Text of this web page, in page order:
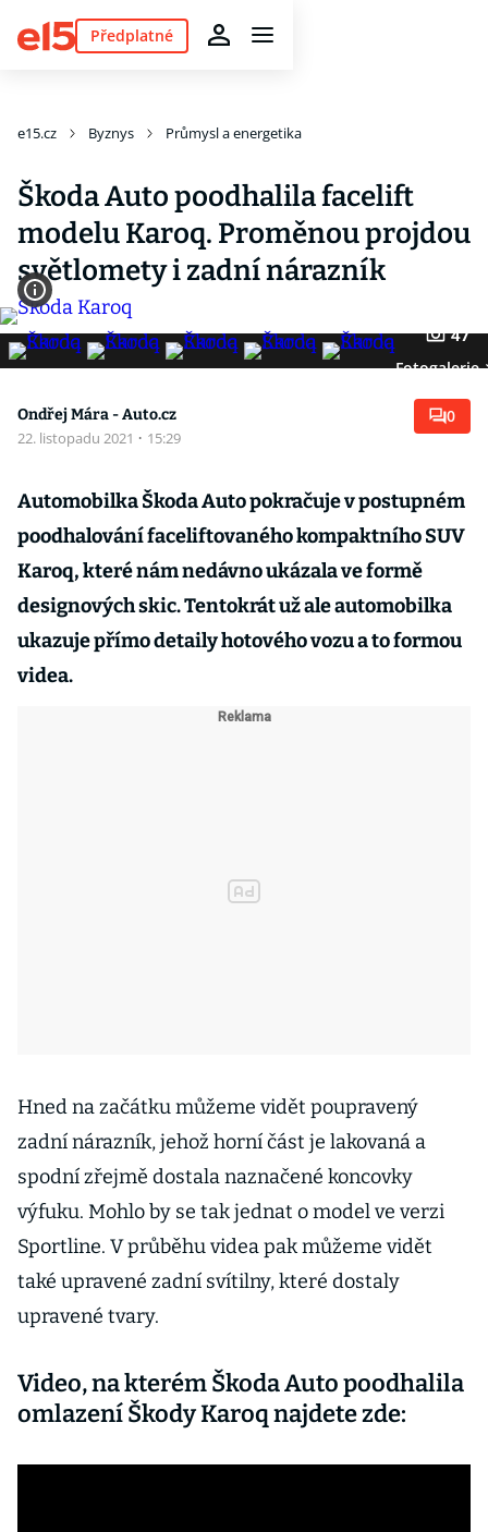
Předplatné
e15.cz Byznys Průmysl a energetika
Škoda Auto poodhalila facelift
modelu Karoq. Proměnou projdou
světlomety i zadní nárazník
47
Fotogalerie
Ondřej Mára - Auto.cz
22. listopadu 2021 · 15:29
0
Automobilka Škoda Auto pokračuje v postupném
poodhalování faceliftovaného kompaktního SUV
Karoq, které nám nedávno ukázala ve formě
designových skic. Tentokrát už ale automobilka
ukazuje přímo detaily hotového vozu a to formou
videa.
Hned na začátku můžeme vidět poupravený
zadní nárazník, jehož horní část je lakovaná a
spodní zřejmě dostala naznačené koncovky
výfuku. Mohlo by se tak jednat o model ve verzi
Sportline. V průběhu videa pak můžeme vidět
také upravené zadní svítilny, které dostaly
upravené tvary.
Video, na kterém Škoda Auto poodhalila
omlazení Škody Karoq najdete zde: